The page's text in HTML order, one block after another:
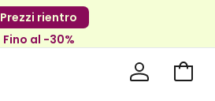
Prezzi rientro
Fino al -30%
Vai